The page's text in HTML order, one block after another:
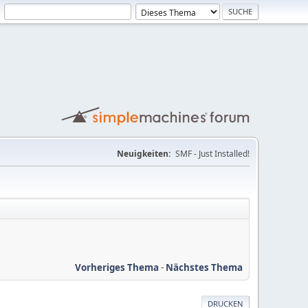
Neuigkeiten: SMF - Just Installed!
Vorheriges Thema - Nächstes Thema
DRUCKEN